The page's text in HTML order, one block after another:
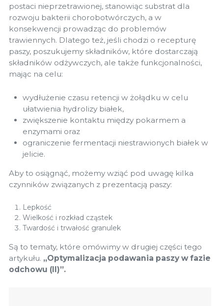
postaci nieprzetrawionej, stanowiąc substrat dla
rozwoju bakterii chorobotwórczych, a w
konsekwencji prowadząc do problemów
trawiennych. Dlatego też, jeśli chodzi o recepturę
paszy, poszukujemy składników, które dostarczają
składników odżywczych, ale także funkcjonalności,
mając na celu:
wydłużenie czasu retencji w żołądku w celu
ułatwienia hydrolizy białek,
zwiększenie kontaktu między pokarmem a
enzymami oraz
ograniczenie fermentacji niestrawionych białek w
jelicie.
Aby to osiągnąć, możemy wziąć pod uwagę kilka
czynników związanych z prezentacją paszy:
Lepkość
Wielkość i rozkład cząstek
Twardość i trwałość granulek
Są to tematy, które omówimy w drugiej części tego
artykułu. „Optymalizacja podawania paszy w fazie
odchowu (II)”.